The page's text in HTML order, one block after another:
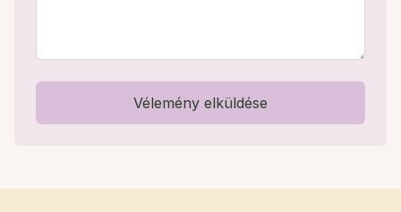
Vélemény elküldése